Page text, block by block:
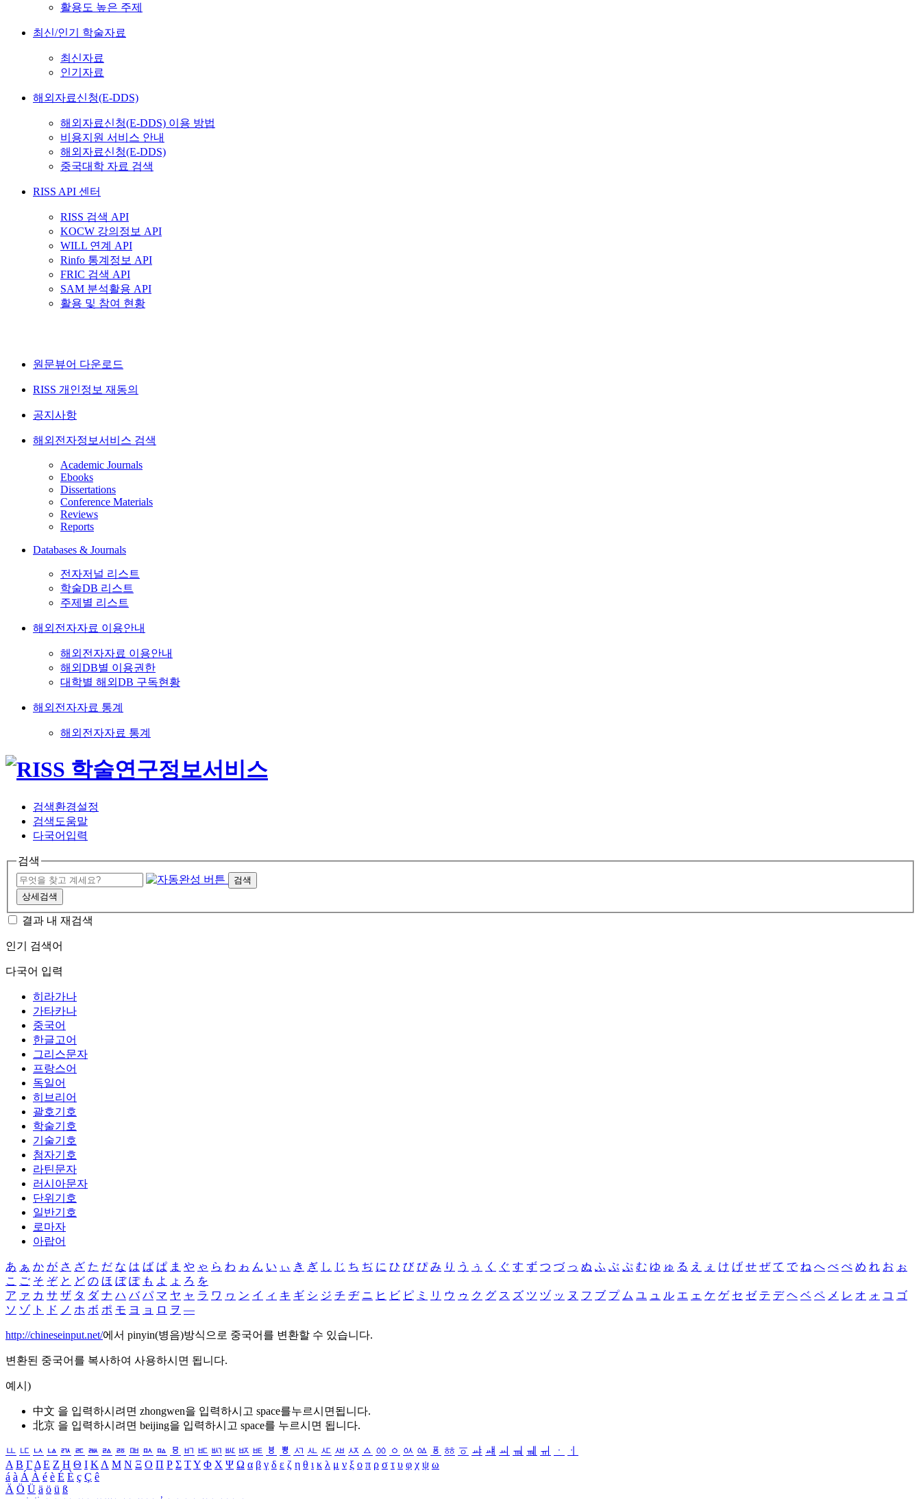
활용도 높은 주제
최신/인기 학술자료
최신자료
인기자료
해외자료신청(E-DDS)
해외자료신청(E-DDS) 이용 방법
비용지원 서비스 안내
해외자료신청(E-DDS)
중국대학 자료 검색
RISS API 센터
RISS 검색 API
KOCW 강의정보 API
WILL 연계 API
Rinfo 통계정보 API
FRIC 검색 API
SAM 분석활용 API
활용 및 참여 현황
원문뷰어 다운로드
RISS 개인정보 재동의
공지사항
해외전자정보서비스 검색
Academic Journals
Ebooks
Dissertations
Conference Materials
Reviews
Reports
Databases & Journals
전자저널 리스트
학술DB 리스트
주제별 리스트
해외전자자료 이용안내
해외전자자료 이용안내
해외DB별 이용권한
대학별 해외DB 구독현황
해외전자자료 통계
해외전자자료 통계
검색환경설정
검색도움말
다국어입력
검색
검색
상세검색
결과 내 재검색
인기 검색어
다국어 입력
히라가나
가타카나
중국어
한글고어
그리스문자
프랑스어
독일어
히브리어
괄호기호
학술기호
기술기호
첨자기호
라틴문자
러시아문자
단위기호
일반기호
로마자
아랍어
あ ぁ か が さ ざ た だ な は ば ぱ ま や ゃ ら わ ゎ ん い ぃ き ぎ し じ ち ぢ に ひ び ぴ み り う ぅ く ぐ す ず つ づ っ ぬ ふ ぶ ぷ む ゆ ゅ る え ぇ け げ せ ぜ て で ね へ べ ぺ め れ お ぉ
こ ご そ ぞ と ど の ほ ぼ ぽ も よ ょ ろ を
ア ァ カ サ ザ タ ダ ナ ハ バ パ マ ヤ ャ ラ ワ ヮ ン イ ィ キ ギ シ ジ チ ヂ ニ ヒ ビ ピ ミ リ ウ ゥ ク グ ス ズ ツ ヅ ッ ヌ フ ブ プ ム ユ ュ ル エ ェ ケ ゲ セ ゼ テ デ ヘ ベ ペ メ レ オ ォ コ ゴ
ソ ゾ ト ド ノ ホ ボ ポ モ ヨ ョ ロ ヲ ―
http://chineseinput.net/에서 pinyin(병음)방식으로 중국어를 변환할 수 있습니다.
변환된 중국어를 복사하여 사용하시면 됩니다.
예시)
中文 을 입력하시려면 zhongwen을 입력하시고 space를누르시면됩니다.
北京 을 입력하시려면 beijing을 입력하시고 space를 누르시면 됩니다.
ㅥ ㅦ ㅧ ㅨ ㅩ ㅪ ㅫ ㅬ ㅭ ㅮ ㅯ ㅰ ㅱ ㅲ ㅳ ㅴ ㅵ ㅶ ㅷ ㅸ ㅹ ㅺ ㅻ ㅼ ㅽ ㅾ ㅿ ㆀ ㆁ ㆂ ㆃ ㆄ ㆅ ㆆ ㆇ ㆈ ㆉ ㆊ ㆋ ㆌ ㆍ
ㆎ
Α Β ΓΔ Ε Ζ Η Θ Ι ΚΛ Μ Ν Ξ Ο Π Ρ Σ ΤΥ Φ Χ Ψ Ω α β γ δ ε ζ η θ ι κ λ μ ν ξ ο π ρ σ τ υ φ χ ψ ω
á à Á À é è É È ç Ç ê
Ä Ö Ü ä ö ü ß